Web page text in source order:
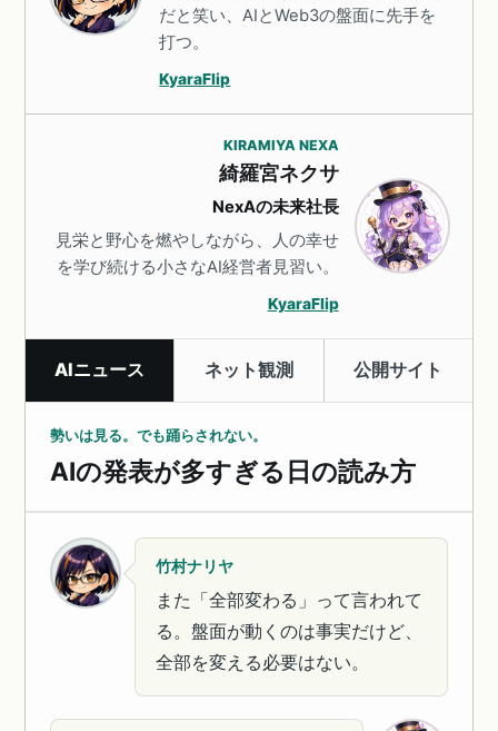
だと笑い、AIとWeb3の盤面に先手を
打つ。
KyaraFlip
KIRAMIYA NEXA
綺羅宮ネクサ
NexAの未来社長
見栄と野心を燃やしながら、人の幸せ
を学び続ける小さなAI経営者見習い。
KyaraFlip
AIニュース ネット観測 公開サイト
勢いは見る。でも踊らされない。
AIの発表が多すぎる日の読み方
竹村ナリヤ
また「全部変わる」って言われて
る。盤面が動くのは事実だけど、
全部を変える必要はない。